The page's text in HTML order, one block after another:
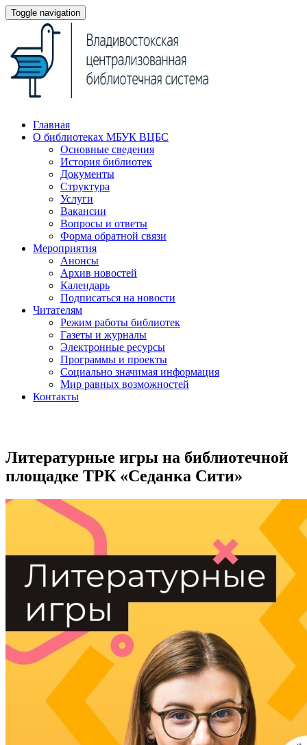
Toggle navigation
Главная
О библиотеках МБУК ВЦБС
Основные сведения
История библиотек
Документы
Структура
Услуги
Вакансии
Вопросы и ответы
Форма обратной связи
Мероприятия
Анонсы
Архив новостей
Календарь
Подписаться на новости
Читателям
Режим работы библиотек
Газеты и журналы
Электронные ресурсы
Программы и проекты
Социально значимая информация
Мир равных возможностей
Контакты
Литературные игры на библиотечной
площадке ТРК «Седанка Сити»